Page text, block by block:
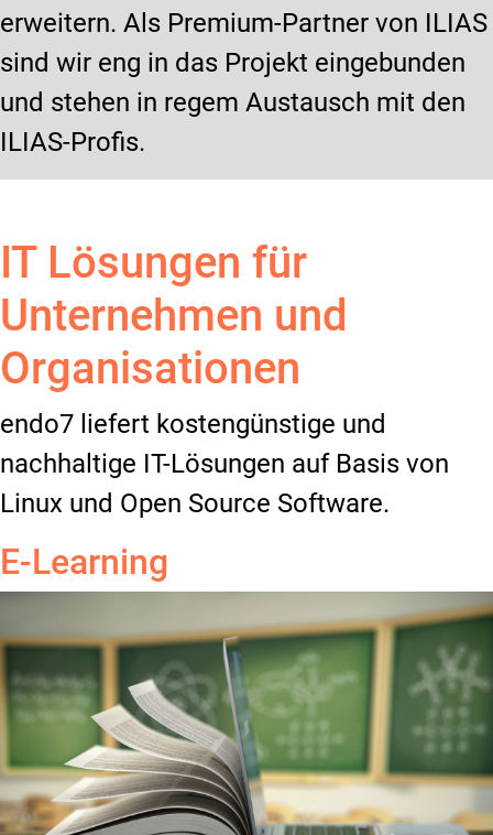
erweitern. Als Premium-Partner von ILIAS
sind wir eng in das Projekt eingebunden
und stehen in regem Austausch mit den
ILIAS-Profis.
IT Lösungen für
Unternehmen und
Organisationen
endo7 liefert kostengünstige und
nachhaltige IT-Lösungen auf Basis von
Linux und Open Source Software.
E-Learning